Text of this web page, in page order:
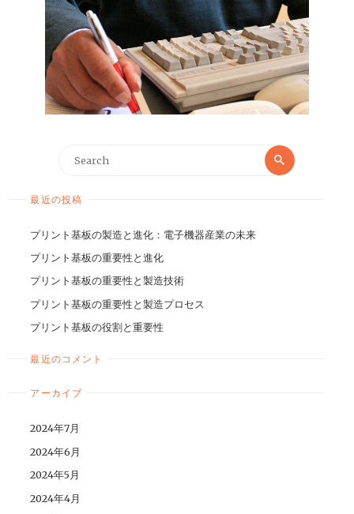
最近の投稿
プリント基板の製造と進化：電子機器産業の未来
プリント基板の重要性と進化
プリント基板の重要性と製造技術
プリント基板の重要性と製造プロセス
プリント基板の役割と重要性
最近のコメント
アーカイブ
2024年7月
2024年6月
2024年5月
2024年4月